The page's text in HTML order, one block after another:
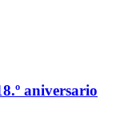
aniversario